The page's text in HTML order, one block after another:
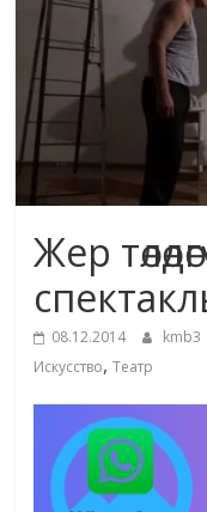
жана
адабияты
Жер
08.12.2014 kmb3
Искусство,Театр